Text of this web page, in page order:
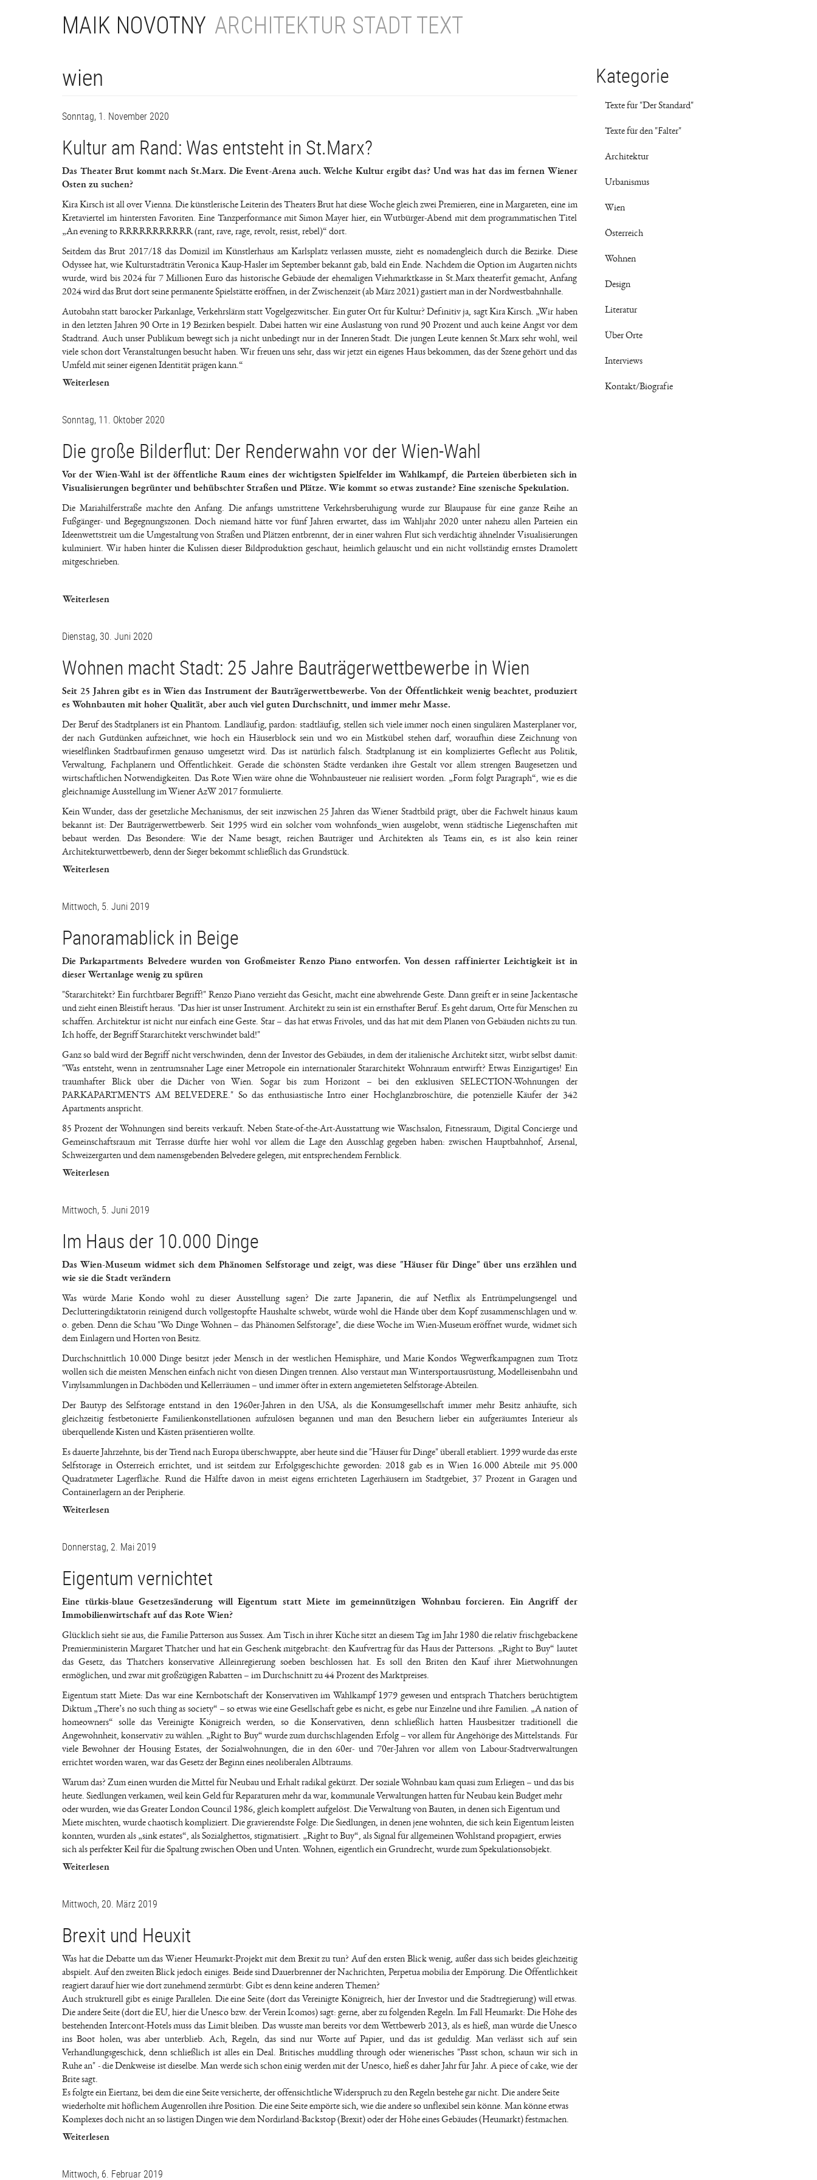
MAIK NOVOTNY ARCHITEKTUR STADT TEXT
wien
Sonntag, 1. November 2020
Kultur am Rand: Was entsteht in St.Marx?
Das Theater Brut kommt nach St.Marx. Die Event-Arena auch. Welche Kultur ergibt das? Und was hat das im fernen Wiener
Osten zu suchen?
Kira Kirsch ist all over Vienna. Die künstlerische Leiterin des Theaters Brut hat diese Woche gleich zwei Premieren, eine in Margareten, eine im
Kretaviertel im hintersten Favoriten. Eine Tanzperformance mit Simon Mayer hier, ein Wutbürger-Abend mit dem programmatischen Titel
„An evening to RRRRRRRRRRR (rant, rave, rage, revolt, resist, rebel)“ dort.
Seitdem das Brut 2017/18 das Domizil im Künstlerhaus am Karlsplatz verlassen musste, zieht es nomadengleich durch die Bezirke. Diese
Odyssee hat, wie Kulturstadträtin Veronica Kaup-Hasler im September bekannt gab, bald ein Ende. Nachdem die Option im Augarten nichts
wurde, wird bis 2024 für 7 Millionen Euro das historische Gebäude der ehemaligen Viehmarktkasse in St.Marx theaterfit gemacht, Anfang
2024 wird das Brut dort seine permanente Spielstätte eröffnen, in der Zwischenzeit (ab März 2021) gastiert man in der Nordwestbahnhalle.
Autobahn statt barocker Parkanlage, Verkehrslärm statt Vogelgezwitscher. Ein guter Ort für Kultur? Definitiv ja, sagt Kira Kirsch. „Wir haben
in den letzten Jahren 90 Orte in 19 Bezirken bespielt. Dabei hatten wir eine Auslastung von rund 90 Prozent und auch keine Angst vor dem
Stadtrand. Auch unser Publikum bewegt sich ja nicht unbedingt nur in der Inneren Stadt. Die jungen Leute kennen St.Marx sehr wohl, weil
viele schon dort Veranstaltungen besucht haben. Wir freuen uns sehr, dass wir jetzt ein eigenes Haus bekommen, das der Szene gehört und das
Umfeld mit seiner eigenen Identität prägen kann.“
Weiterlesen
Sonntag, 11. Oktober 2020
Die große Bilderflut: Der Renderwahn vor der Wien-Wahl
Vor der Wien-Wahl ist der öffentliche Raum eines der wichtigsten Spielfelder im Wahlkampf, die Parteien überbieten sich in
Visualisierungen begrünter und behübschter Straßen und Plätze. Wie kommt so etwas zustande? Eine szenische Spekulation.
Die Mariahilferstraße machte den Anfang. Die anfangs umstrittene Verkehrsberuhigung wurde zur Blaupause für eine ganze Reihe an
Fußgänger- und Begegnungszonen. Doch niemand hätte vor fünf Jahren erwartet, dass im Wahljahr 2020 unter nahezu allen Parteien ein
Ideenwettstreit um die Umgestaltung von Straßen und Plätzen entbrennt, der in einer wahren Flut sich verdächtig ähnelnder Visualisierungen
kulminiert. Wir haben hinter die Kulissen dieser Bildproduktion geschaut, heimlich gelauscht und ein nicht vollständig ernstes Dramolett
mitgeschrieben.
Weiterlesen
Dienstag, 30. Juni 2020
Wohnen macht Stadt: 25 Jahre Bauträgerwettbewerbe in Wien
Seit 25 Jahren gibt es in Wien das Instrument der Bauträgerwettbewerbe. Von der Öffentlichkeit wenig beachtet, produziert
es Wohnbauten mit hoher Qualität, aber auch viel guten Durchschnitt, und immer mehr Masse.
Der Beruf des Stadtplaners ist ein Phantom. Landläufig, pardon: stadtläufig, stellen sich viele immer noch einen singulären Masterplaner vor,
der nach Gutdünken aufzeichnet, wie hoch ein Häuserblock sein und wo ein Mistkübel stehen darf, woraufhin diese Zeichnung von
wieselflinken Stadtbaufirmen genauso umgesetzt wird. Das ist natürlich falsch. Stadtplanung ist ein kompliziertes Geflecht aus Politik,
Verwaltung, Fachplanern und Öffentlichkeit. Gerade die schönsten Städte verdanken ihre Gestalt vor allem strengen Baugesetzen und
wirtschaftlichen Notwendigkeiten. Das Rote Wien wäre ohne die Wohnbausteuer nie realisiert worden. „Form folgt Paragraph“, wie es die
gleichnamige Ausstellung im Wiener AzW 2017 formulierte.
Kein Wunder, dass der gesetzliche Mechanismus, der seit inzwischen 25 Jahren das Wiener Stadtbild prägt, über die Fachwelt hinaus kaum
bekannt ist: Der Bauträgerwettbewerb. Seit 1995 wird ein solcher vom wohnfonds_wien ausgelobt, wenn städtische Liegenschaften mit
bebaut werden. Das Besondere: Wie der Name besagt, reichen Bauträger und Architekten als Teams ein, es ist also kein reiner
Architekturwettbewerb, denn der Sieger bekommt schließlich das Grundstück.
Weiterlesen
Mittwoch, 5. Juni 2019
Panoramablick in Beige
Die Parkapartments Belvedere wurden von Großmeister Renzo Piano entworfen. Von dessen raffinierter Leichtigkeit ist in
dieser Wertanlage wenig zu spüren
"Stararchitekt? Ein furchtbarer Begriff!" Renzo Piano verzieht das Gesicht, macht eine abwehrende Geste. Dann greift er in seine Jackentasche
und zieht einen Bleistift heraus. "Das hier ist unser Instrument. Architekt zu sein ist ein ernsthafter Beruf. Es geht darum, Orte für Menschen zu
schaffen. Architektur ist nicht nur einfach eine Geste. Star – das hat etwas Frivoles, und das hat mit dem Planen von Gebäuden nichts zu tun.
Ich hoffe, der Begriff Stararchitekt verschwindet bald!"
Ganz so bald wird der Begriff nicht verschwinden, denn der Investor des Gebäudes, in dem der italienische Architekt sitzt, wirbt selbst damit:
"Was entsteht, wenn in zentrumsnaher Lage einer Metropole ein internationaler Stararchitekt Wohnraum entwirft? Etwas Einzigartiges! Ein
traumhafter Blick über die Dächer von Wien. Sogar bis zum Horizont – bei den exklusiven SELECTION-Wohnungen der
PARKAPARTMENTS AM BELVEDERE." So das enthusiastische Intro einer Hochglanzbroschüre, die potenzielle Käufer der 342
Apartments anspricht.
85 Prozent der Wohnungen sind bereits verkauft. Neben State-of-the-Art-Ausstattung wie Waschsalon, Fitnessraum, Digital Concierge und
Gemeinschaftsraum mit Terrasse dürfte hier wohl vor allem die Lage den Ausschlag gegeben haben: zwischen Hauptbahnhof, Arsenal,
Schweizergarten und dem namensgebenden Belvedere gelegen, mit entsprechendem Fernblick.
Weiterlesen
Mittwoch, 5. Juni 2019
Im Haus der 10.000 Dinge
Das Wien-Museum widmet sich dem Phänomen Selfstorage und zeigt, was diese "Häuser für Dinge" über uns erzählen und
wie sie die Stadt verändern
Was würde Marie Kondo wohl zu dieser Ausstellung sagen? Die zarte Japanerin, die auf Netflix als Entrümpelungsengel und
Declutteringdiktatorin reinigend durch vollgestopfte Haushalte schwebt, würde wohl die Hände über dem Kopf zusammenschlagen und w.
o. geben. Denn die Schau "Wo Dinge Wohnen – das Phänomen Selfstorage", die diese Woche im Wien-Museum eröffnet wurde, widmet sich
dem Einlagern und Horten von Besitz.
Durchschnittlich 10.000 Dinge besitzt jeder Mensch in der westlichen Hemisphäre, und Marie Kondos Wegwerfkampagnen zum Trotz
wollen sich die meisten Menschen einfach nicht von diesen Dingen trennen. Also verstaut man Wintersportausrüstung, Modelleisenbahn und
Vinylsammlungen in Dachböden und Kellerräumen – und immer öfter in extern angemieteten Selfstorage-Abteilen.
Der Bautyp des Selfstorage entstand in den 1960er-Jahren in den USA, als die Konsumgesellschaft immer mehr Besitz anhäufte, sich
gleichzeitig festbetonierte Familienkonstellationen aufzulösen begannen und man den Besuchern lieber ein aufgeräumtes Interieur als
überquellende Kisten und Kästen präsentieren wollte.
Es dauerte Jahrzehnte, bis der Trend nach Europa überschwappte, aber heute sind die "Häuser für Dinge" überall etabliert. 1999 wurde das erste
Selfstorage in Österreich errichtet, und ist seitdem zur Erfolgsgeschichte geworden: 2018 gab es in Wien 16.000 Abteile mit 95.000
Quadratmeter Lagerfläche. Rund die Hälfte davon in meist eigens errichteten Lagerhäusern im Stadtgebiet, 37 Prozent in Garagen und
Containerlagern an der Peripherie.
Weiterlesen
Donnerstag, 2. Mai 2019
Eigentum vernichtet
Eine türkis-blaue Gesetzesänderung will Eigentum statt Miete im gemeinnützigen Wohnbau forcieren. Ein Angriff der
Immobilienwirtschaft auf das Rote Wien?
Glücklich sieht sie aus, die Familie Patterson aus Sussex. Am Tisch in ihrer Küche sitzt an diesem Tag im Jahr 1980 die relativ frischgebackene
Premierministerin Margaret Thatcher und hat ein Geschenk mitgebracht: den Kaufvertrag für das Haus der Pattersons. „Right to Buy“ lautet
das Gesetz, das Thatchers konservative Alleinregierung soeben beschlossen hat. Es soll den Briten den Kauf ihrer Mietwohnungen
ermöglichen, und zwar mit großzügigen Rabatten – im Durchschnitt zu 44 Prozent des Marktpreises.
Eigentum statt Miete: Das war eine Kernbotschaft der Konservativen im Wahlkampf 1979 gewesen und entsprach Thatchers berüchtigtem
Diktum „There’s no such thing as society“ – so etwas wie eine Gesellschaft gebe es nicht, es gebe nur Einzelne und ihre Familien. „A nation of
homeowners“ solle das Vereinigte Königreich werden, so die Konservativen, denn schließlich hatten Hausbesitzer traditionell die
Angewohnheit, konservativ zu wählen. „Right to Buy“ wurde zum durchschlagenden Erfolg – vor allem für Angehörige des Mittelstands. Für
viele Bewohner der Housing Estates, der Sozialwohnungen, die in den 60er- und 70er-Jahren vor allem von Labour-Stadtverwaltungen
errichtet worden waren, war das Gesetz der Beginn eines neoliberalen Albtraums.
Warum das? Zum einen wurden die Mittel für Neubau und Erhalt radikal gekürzt. Der soziale Wohnbau kam quasi zum Erliegen – und das bis
heute. Siedlungen verkamen, weil kein Geld für Reparaturen mehr da war, kommunale Verwaltungen hatten für Neubau kein Budget mehr
oder wurden, wie das Greater London Council 1986, gleich komplett aufgelöst. Die Verwaltung von Bauten, in denen sich Eigentum und
Miete mischten, wurde chaotisch kompliziert. Die gravierendste Folge: Die Siedlungen, in denen jene wohnten, die sich kein Eigentum leisten
konnten, wurden als „sink estates“, als Sozialghettos, stigmatisiert. „Right to Buy“, als Signal für allgemeinen Wohlstand propagiert, erwies
sich als perfekter Keil für die Spaltung zwischen Oben und Unten. Wohnen, eigentlich ein Grundrecht, wurde zum Spekulationsobjekt.
Weiterlesen
Mittwoch, 20. März 2019
Brexit und Heuxit
Was hat die Debatte um das Wiener Heumarkt-Projekt mit dem Brexit zu tun? Auf den ersten Blick wenig, außer dass sich beides gleichzeitig
abspielt. Auf den zweiten Blick jedoch einiges. Beide sind Dauerbrenner der Nachrichten, Perpetua mobilia der Empörung. Die Öffentlichkeit
reagiert darauf hier wie dort zunehmend zermürbt: Gibt es denn keine anderen Themen?
Auch strukturell gibt es einige Parallelen. Die eine Seite (dort das Vereinigte Königreich, hier der Investor und die Stadtregierung) will etwas.
Die andere Seite (dort die EU, hier die Unesco bzw. der Verein Icomos) sagt: gerne, aber zu folgenden Regeln. Im Fall Heumarkt: Die Höhe des
bestehenden Intercont-Hotels muss das Limit bleiben. Das wusste man bereits vor dem Wettbewerb 2013, als es hieß, man würde die Unesco
ins Boot holen, was aber unterblieb. Ach, Regeln, das sind nur Worte auf Papier, und das ist geduldig. Man verlässt sich auf sein
Verhandlungsgeschick, denn schließlich ist alles ein Deal. Britisches muddling through oder wienerisches "Passt schon, schaun wir sich in
Ruhe an" - die Denkweise ist dieselbe. Man werde sich schon einig werden mit der Unesco, hieß es daher Jahr für Jahr. A piece of cake, wie der
Brite sagt.
Es folgte ein Eiertanz, bei dem die eine Seite versicherte, der offensichtliche Widerspruch zu den Regeln bestehe gar nicht. Die andere Seite
wiederholte mit höflichem Augenrollen ihre Position. Die eine Seite empörte sich, wie die andere so unflexibel sein könne. Man könne etwas
Komplexes doch nicht an so lästigen Dingen wie dem Nordirland-Backstop (Brexit) oder der Höhe eines Gebäudes (Heumarkt) festmachen.
Weiterlesen
Mittwoch, 6. Februar 2019
Kategorie
Texte für "Der Standard"
Texte für den "Falter"
Architektur
Urbanismus
Wien
Österreich
Wohnen
Design
Literatur
Über Orte
Interviews
Kontakt/Biografie